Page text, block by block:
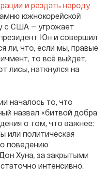
и раздать народу
южнокорейской
с США — угрожает
Юн и совершил
ли, что, если мы, правые
то всё выйдет,
лисы, наткнулся на
началось то, что
назвал «битвой добра
о том, что важнее:
или политическая
поведению
Хуна, за закрытыми
интенсивно.